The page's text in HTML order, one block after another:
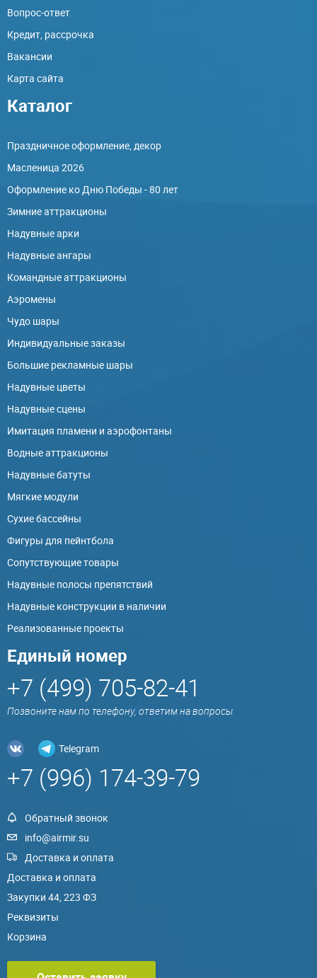
Вопрос-ответ
Кредит, рассрочка
Вакансии
Карта сайта
Каталог
Праздничное оформление, декор
Масленица 2026
Оформление ко Дню Победы - 80 лет
Зимние аттракционы
Надувные арки
Надувные ангары
Командные аттракционы
Аэромены
Чудо шары
Индивидуальные заказы
Большие рекламные шары
Надувные цветы
Надувные сцены
Имитация пламени и аэрофонтаны
Водные аттракционы
Надувные батуты
Мягкие модули
Сухие бассейны
Фигуры для пейнтбола
Сопутствующие товары
Надувные полосы препятствий
Надувные конструкции в наличии
Реализованные проекты
Единый номер
+7 (499) 705-82-41
Позвоните нам по телефону, ответим на вопросы
Telegram
+7 (996) 174-39-79
Обратный звонок
info@airmir.su
Доставка и оплата
Доставка и оплата
Закупки 44, 223 ФЗ
Реквизиты
Корзина